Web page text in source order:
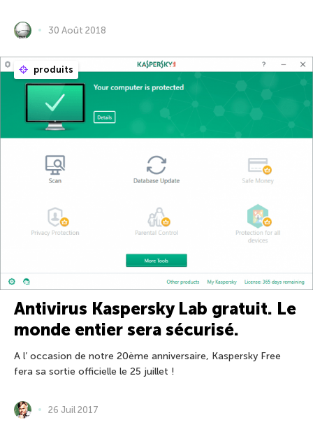
30 Août 2018
produits
Antivirus Kaspersky Lab gratuit. Le
monde entier sera sécurisé.
A l’ occasion de notre 20ème anniversaire, Kaspersky Free
fera sa sortie officielle le 25 juillet !
26 Juil 2017